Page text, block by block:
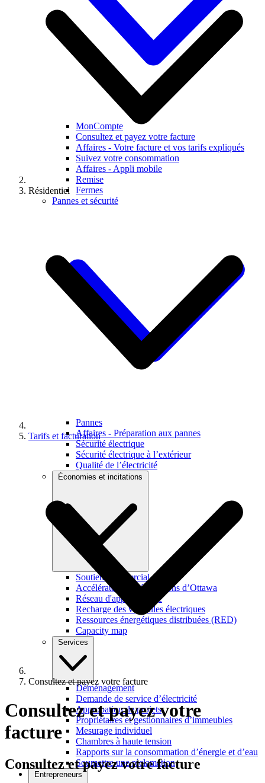
MonCompte
Consultez et payez votre facture
Affaires - Votre facture et vos tarifs expliqués
Suivez votre consommation
Affaires - Appli mobile
Remise
Fermes
Pannes et sécurité
Pannes
Affaires - Préparation aux pannes
Sécurité électrique
Sécurité électrique à l’extérieur
Qualité de l’électricité
Économies et incitations
Soutien commercial
Accélérateur de rénovations d’Ottawa
Réseau d'apprentissage
Recharge des véhicules électriques
Ressources énergétiques distribuées (RED)
Capacity map
Services
Déménagement
Demande de service d’électricité
Approbation de projets
Propriétaires et gestionnaires d’immeubles
Mesurage individuel
Chambres à haute tension
Rapports sur la consommation d’énergie et d’eau
Soumettre une réclamation
Entrepreneurs
Résidentiel
Tarifs et facturation
Consultez et payez votre facture
Consultez et payez votre
facture
Consultez et payezvotre facture